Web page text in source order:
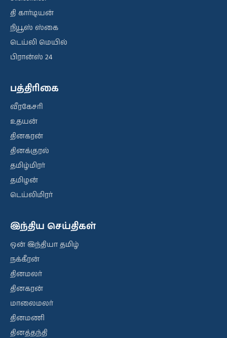
தி கார்டியன்
நியூஸ் ஸ்கை
டெய்லி மெயில்
பிரான்ஸ் 24
பத்திரிகை
வீரகேசரி
உதயன்
தினகரன்
தினக்குரல்
தமிழ்மிரர்
தமிழன்
டெய்லிமிரர்
இந்திய செய்திகள்
ஒன் இந்தியா தமிழ்
நக்கீரன்
தினமலர்
தினகரன்
மாலைமலர்
தினமணி
தினத்தந்தி